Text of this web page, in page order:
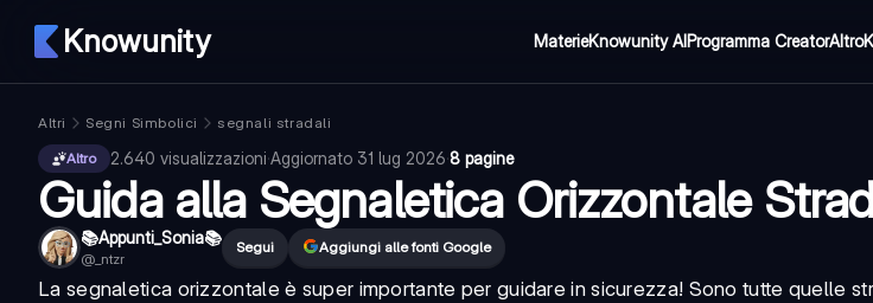
Knowunity MaterieKnowunity AIProgramma CreatorAltro
Altri Segni Simbolici
segnali stradali
Altro
2.640 visualizzazioni·Aggiornato 31 lug 2026·8 pagine
Guida alla Segnaletica Orizzontale
📚Appunti_Sonia📚
@ _ntzr
Segui Aggiungi alle fonti Google
La segnaletica orizzontale è super importante per guidare in sicurezza! Sono tutte quelle